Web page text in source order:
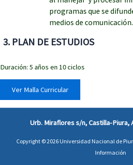
programas que se
medios de comunicación.
3. PLAN DE ESTUDIOS
Duración: 5 años en 10 ciclos
Ver Malla Curricular
Urb. Miraflores s/n, Castilla-Piura,
Copyright © 2026 Universidad Nacional de
Información